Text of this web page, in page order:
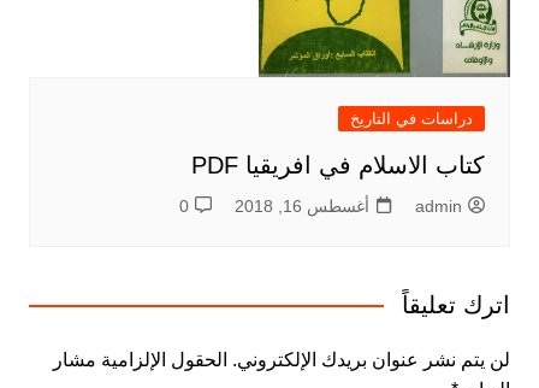
دراسات في التاريخ
كتاب الاسلام في افريقيا PDF
admin أغسطس 16, 2018 0
اترك تعليقاً
لن يتم نشر عنوان بريدك الإلكتروني. الحقول الإلزامية مشار